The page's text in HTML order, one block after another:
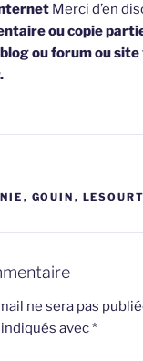
Merci d’en
ou copie
ou forum ou site
, GOUIN , LESOURT
ne sera pas
avec*